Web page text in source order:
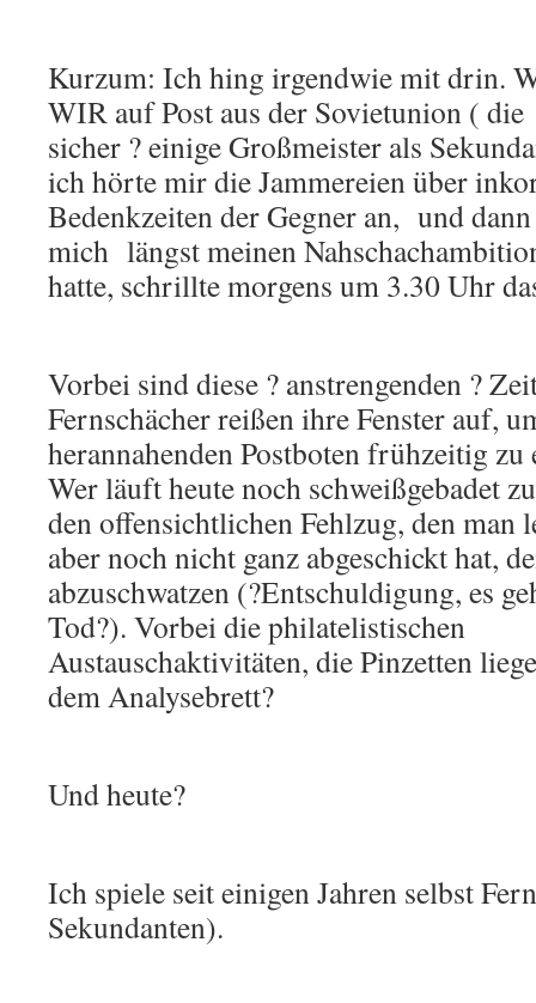
Kurzum: Ich hing irgendwie mit drin.
WIR auf Post aus der Sovietunion ( die
sicher ? einige Großmeister als
ich hörte mir die Jammereien über
Bedenkzeiten der Gegner an, und
mich längst meinen
hatte, schrillte morgens um 3.30 Uhr
Vorbei sind diese ? anstrengenden ?
Fernschächer reißen ihre Fenster auf,
herannahenden Postboten frühzeitig zu
Wer läuft heute noch schweißgebadet
den offensichtlichen Fehlzug, den man
aber noch nicht ganz abgeschickt hat,
abzuschwatzen (?Entschuldigung, es
Tod?). Vorbei die philatelistischen
Austauschaktivitäten, die Pinzetten
dem Analysebrett?
Und heute?
Ich spiele seit einigen Jahren selbst
Sekundanten).